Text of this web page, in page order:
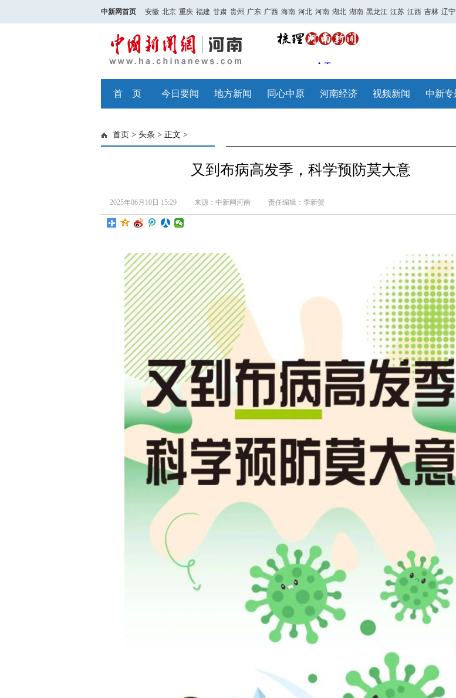
中新网首页 安徽 北京 重庆 福建 甘肃 贵州 广东 广西 海南 河北 河南 湖北 湖南 黑龙江 江苏 江西 吉林 辽宁
首 页 今日要闻 地方新闻 同心中原 河南经济 视频新闻 中新专
首页 > 头条 > 正文 >
又到布病高发季，科学预防莫大意
2025年06月10日 15:29 来源：中新网河南 责任编辑：李新贺